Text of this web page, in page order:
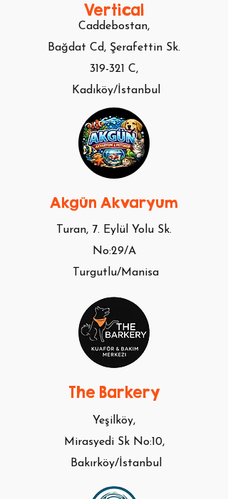
Caddebostan,
Bağdat Cd, Şerafettin Sk.
319-321 C,
Kadıköy/İstanbul
Vertical
Akgün Akvaryum
Turan, 7. Eylül Yolu Sk.
No:29/A
Turgutlu/Manisa
The Barkery
Yeşilköy,
Mirasyedi Sk No:10,
Bakırköy/İstanbul